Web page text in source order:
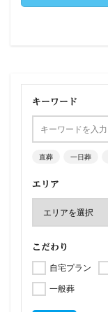
キーワード
直葬 一日葬
エリア
こだわり
自宅プラン
一般葬